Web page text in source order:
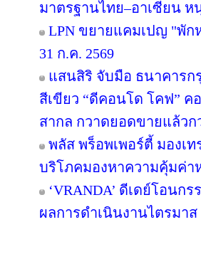
มาตรฐานไทย–อาเซียน
LPN ขยายแคมเปญ "พัก
31 ก.ค. 2569
แสนสิริ จับมือ ธนาคารก
สีเขียว “ดีคอนโด โคฟ”
สากล กวาดยอดขายแล้วก
พลัส พร็อพเพอร์ตี้ มองเ
บริโภคมองหาความคุ้มค่า
‘VRANDA’ ดีเดย์โอนก
ผลการดำเนินงานไตรมาส